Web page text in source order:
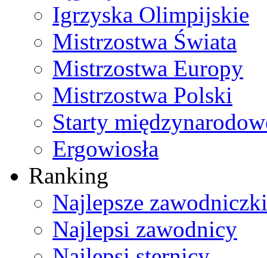
Igrzyska Olimpijskie
Mistrzostwa Świata
Mistrzostwa Europy
Mistrzostwa Polski
Starty
Ergowiosła
Ranking
Najlepsze zawodniczki
Najlepsi zawodnicy